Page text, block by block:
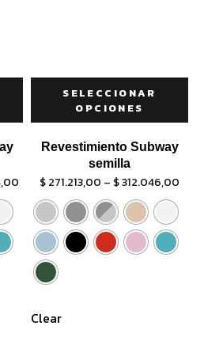
SELECCIONAR
OPCIONES
Revestimiento Subway
semilla
$271.213,00 – $312.046,00
Clear